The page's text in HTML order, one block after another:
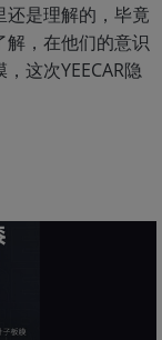
是理解的，毕竟
，在他们的意识
这次YEECAR隐